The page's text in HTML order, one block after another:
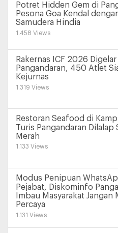
Potret Hidden Gem di
Pesona Goa Kendal
Samudera Hindia
1.458 Views
Rakernas ICF 2026 Digelar
Pangandaran, 450 Atlet
Kejurnas
1.319 Views
Restoran Seafood di
Turis Pangandaran Dilalap
Merah
1.133 Views
Modus Penipuan
Pejabat, Diskominfo
Imbau Masyarakat Jangan
Percaya
1.131 Views